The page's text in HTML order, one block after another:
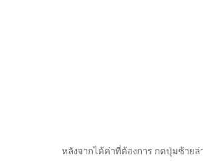
หลังจากได้ค่าที่ต้องการ กดปุ่มซ้ายล่